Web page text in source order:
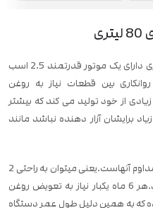
با مخزن 80 لیتری دارای یک موتور قدرتمند 2.5 اسب
بین قطعات نیاز به روغن
از خود تولید می کند که بیشتر
برایشان آزار دهنده نباشد مانند
یکی از مزیت های این کمپرسورها کار کرد مداوم آنهاست.یعنی میتوان به راحتی 2
ساعت بی وقفه روشن باشند و کار کنند.هر 6 ماه یکبار نیاز به تعویض روغن
که به همین دلیل طول عمر دستگاه